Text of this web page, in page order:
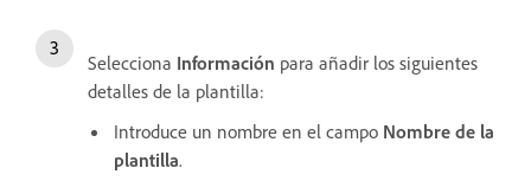
Selecciona Información para añadir los siguientes
detalles de la plantilla:
Introduce un nombre en el campo Nombre de la
plantilla.